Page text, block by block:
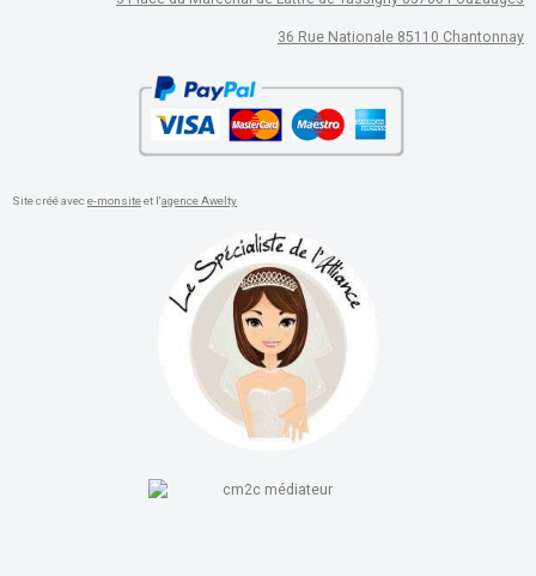
36 Rue Nationale 85110 Chantonnay
Site créé avece-monsiteet l'agence Awelty